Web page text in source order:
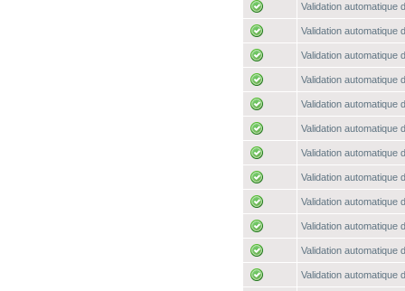
Validation automatique
Validation automatique
Validation automatique
Validation automatique
Validation automatique
Validation automatique
Validation automatique
Validation automatique
Validation automatique
Validation automatique
Validation automatique
Validation automatique